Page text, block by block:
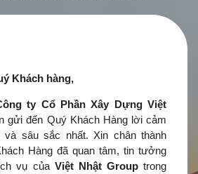
Khách hàng,
ty Cổ Phần Xây Dựng Việt
gửi đến Quý Khách Hàng lời cảm
và sâu sắc nhất. Xin chân thành
Hàng đã quan tâm, tin tưởng
vụ của Việt Nhật Grouptrong